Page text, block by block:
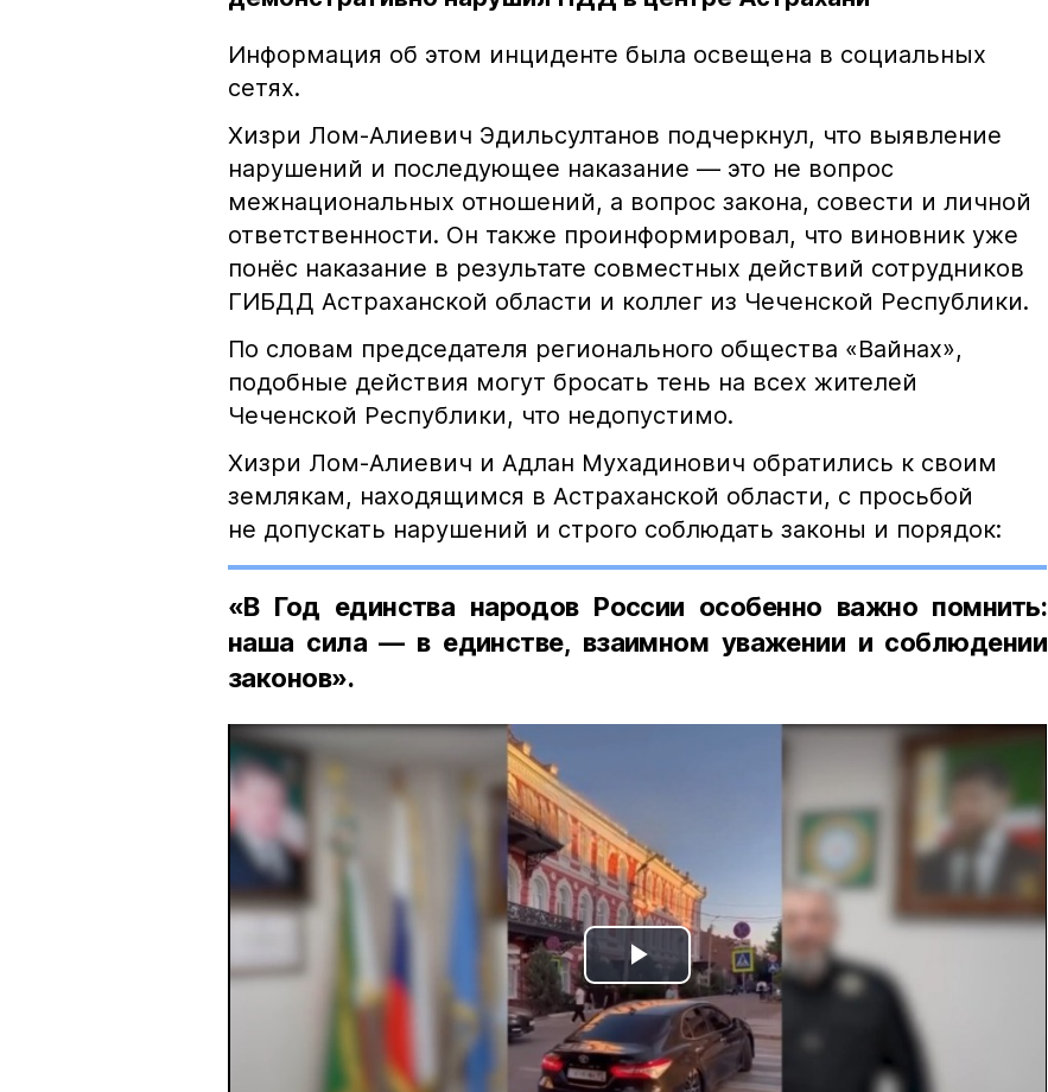
Информация об этом инциденте была освещена в социальных
сетях.
Хизри Лом-Алиевич Эдильсултанов подчеркнул, что выявление
нарушений и последующее наказание — это не вопрос
межнациональных отношений, а вопрос закона, совести и личной
ответственности. Он также проинформировал, что виновник уже
понёс наказание в результате совместных действий сотрудников
ГИБДД Астраханской области и коллег из Чеченской Республики.
По словам председателя регионального общества «Вайнах»,
подобные действия могут бросать тень на всех жителей
Чеченской Республики, что недопустимо.
Хизри Лом-Алиевич и Адлан Мухадинович обратились к своим
землякам, находящимся в Астраханской области, с просьбой
не допускать нарушений и строго соблюдать законы и порядок:
«В Год единства народов России особенно важно помнить:
наша сила — в единстве, взаимном уважении и соблюдении
законов».
Play
Video